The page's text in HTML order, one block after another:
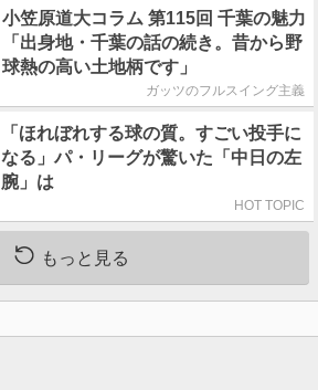
小笠原道大コラム 第115回 千葉の魅力
「出身地・千葉の話の続き。昔から野
球熱の高い土地柄です」
ガッツのフルスイング主義
「ほれぼれする球の質。すごい投手に
なる」パ・リーグが驚いた「中日の左
腕」は
HOT TOPIC
もっと見る